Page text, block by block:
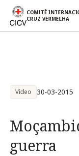
COMITÊ
CRUZ VERMELHA
Vídeo 30-03-2015
guerra